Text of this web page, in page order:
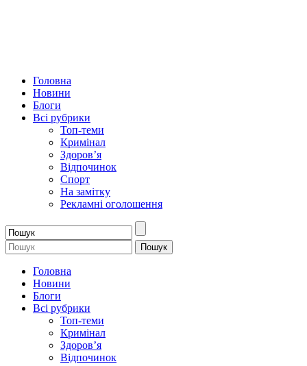
Головна
Новини
Блоги
Всі рубрики
Топ-теми
Кримінал
Здоров’я
Відпочинок
Спорт
На замітку
Рекламні оголошення
Головна
Новини
Блоги
Всі рубрики
Топ-теми
Кримінал
Здоров’я
Відпочинок